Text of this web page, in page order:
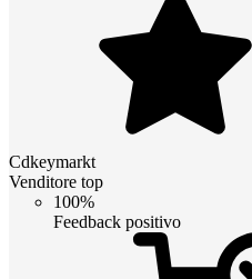
Cdkeymarkt
Venditore top
100%
Feedback positivo